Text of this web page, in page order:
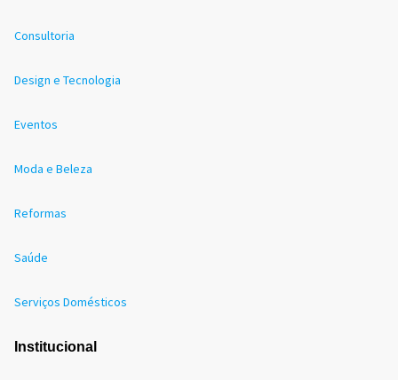
Consultoria
Design e Tecnologia
Eventos
Moda e Beleza
Reformas
Saúde
Serviços Domésticos
Institucional